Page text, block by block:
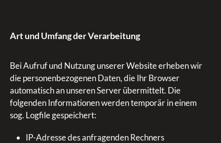
Art und Umfang der Verarbeitung
Bei Aufruf und Nutzung unserer Website erheben wir
die personenbezogenen Daten, die Ihr Browser
automatisch an unseren Server übermittelt. Die
folgenden Informationen werden temporär in einem
sog. Logfile gespeichert:
IP-Adresse des anfragenden Rechners